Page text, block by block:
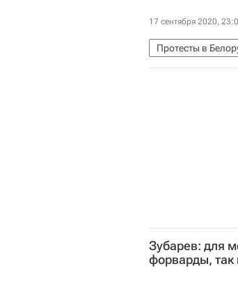
17 сентября 2020,
Протесты в
Александр
Зубарев: для
форварды, так